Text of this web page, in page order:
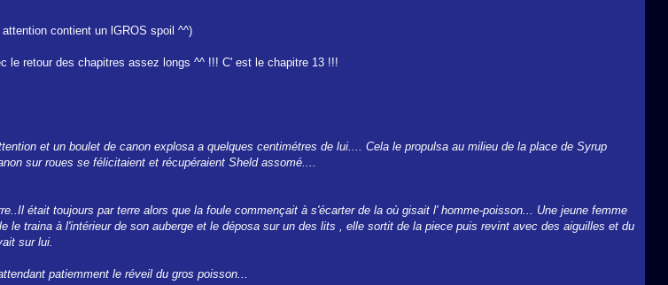
attention contient un lGROS spoil ^^)
le retour des chapitres assez longs ^^ !!! C' est le chapitre 13 !!!
et un boulet de canon explosa a quelques centimétres de lui.... Cela le propulsa au milieu de la place de Syrup
sur roues se félicitaient et récupéraient Sheld assomé....
était toujours par terre alors que la foule commençait à s'écarter de la où gisait l' homme-poisson... Une jeune femme
le traina à l'intérieur de son auberge et le déposa sur un des lits , elle sortit de la piece puis revint avec des aiguilles et du
sur lui.
patiemment le réveil du gros poisson...